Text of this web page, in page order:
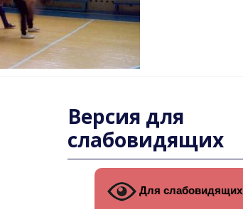
Версия для
слабовидящих
Для слабовидящих